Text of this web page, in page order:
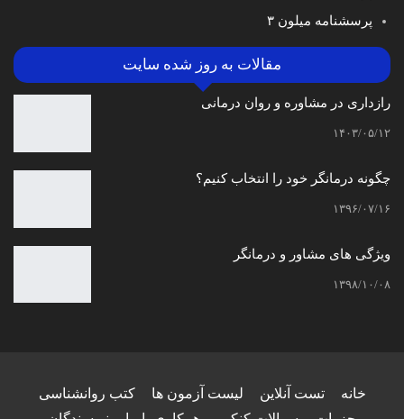
پرسشنامه میلون ۳
مقالات به روز شده سایت
رازداری در مشاوره و روان درمانی
۱۴۰۳/۰۵/۱۲
چگونه درمانگر خود را انتخاب کنیم؟
۱۳۹۶/۰۷/۱۶
ویژگی های مشاور و درمانگر
۱۳۹۸/۱۰/۰۸
خانه تست آنلاین لیست آزمون ها
کتب روانشناسی